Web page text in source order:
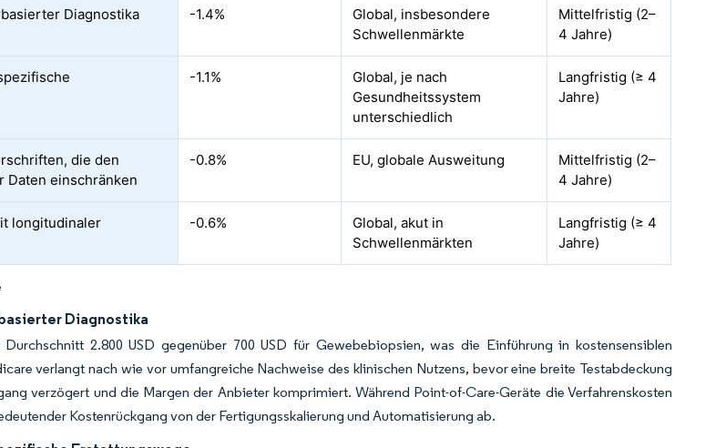
Diagnostika -1.4%
Global, insbesondere
Schwellenmärkte
Mittelfristig (2–
4 Jahre)
-1.1%
Global, je nach
Gesundheitssystem
unterschiedlich
Langfristig (≥ 4
Jahre)
die den
Daten einschränken
-0.8% EU, globale Ausweitung
Mittelfristig (2–
4 Jahre)
longitudinaler
-0.6%
Global, akut in
Schwellenmärkten
Langfristig (≥ 4
Jahre)
Diagnostika
2.800 USD gegenüber 700 USD für Gewebebiopsien, was die Einführung in kostensensiblen
verlangt nach wie vor umfangreiche Nachweise des klinischen Nutzens, bevor eine breite Testabdeckung
verzögert und die Margen der Anbieter komprimiert. Während Point-of-Care-Geräte die Verfahrenskosten
Kostenrückgang von der Fertigungsskalierung und Automatisierung ab.